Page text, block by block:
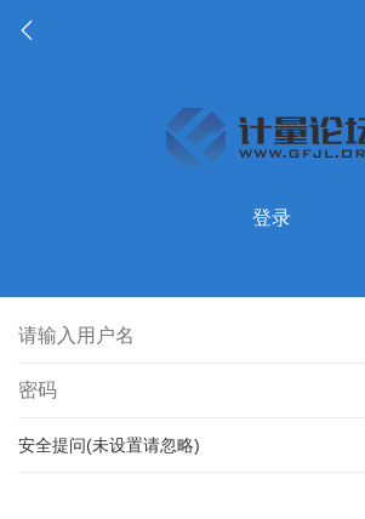
登录
安全提问(未设置请忽略)